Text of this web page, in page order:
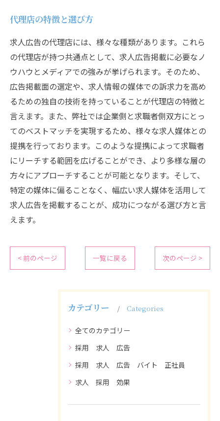
代理店の特徴と選び方
求人広告の代理店には、様々な種類があります。これら
の代理店が持つ共通点として、求人広告掲載に必要なノ
ウハウとメディアでの強みが挙げられます。そのため、
広告掲載面の選定や、求人情報の媒体での訴求力を高め
るための独自の技術を持っていることが代理店の特徴と
言えます。また、弊社では企業側と求職者側双方にとっ
てのベストマッチを実現するため、様々な求人媒体との
提携を行っております。このような提携によって求職者
にリーチする範囲を広げることができ、より多様な層の
方々にアプローチすることが可能となります。そして、
特定の媒体に偏ることなく、幅広い求人媒体を活用して
求人広告を掲載することが、成功につながる選び方と言
えます。
< 前のページ 一覧に戻る 次のページ >
カテゴリー Categories
全てのカテゴリー
採用 求人 広告
採用 求人 広告 バイト 正社員
求人 採用 効果